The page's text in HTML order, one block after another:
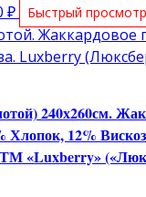
₽Текущая
цена:
12,200 ₽.
Быстрый просмотр
240х260см.
Хлопок, 12%
«Luxberry»